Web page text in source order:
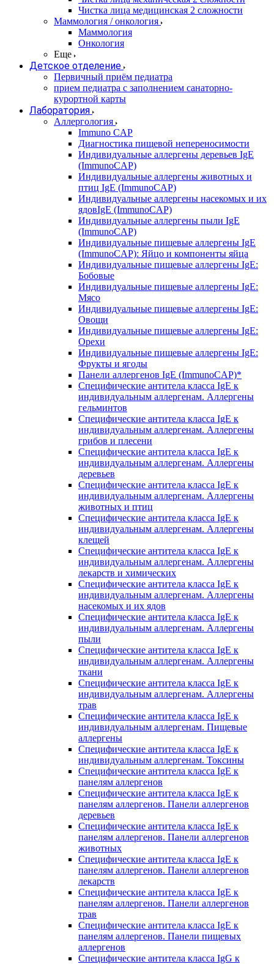
Чистка лица медицинская 2 сложности
Маммология / онкология
Маммология
Онкология
Еще
Детское отделение
Первичный приём педиатра
прием педиатра с заполнением санаторно-
курортной карты
Лаборатория
Аллергология
Immuno CAP
Диагностика пищевой непереносимости
Индивидуальные аллергены деревьев IgE
(ImmunoCAP)
Индивидуальные аллергены животных и
птиц IgE (ImmunoCAP)
Индивидуальные аллергены насекомых и их
ядовIgE (ImmunoCAP)
Индивидуальные аллергены пыли IgE
(ImmunoCAP)
Индивидуальные пищевые аллергены IgE
(ImmunoCAP): Яйцо и компоненты яйца
Индивидуальные пищевые аллергены IgE:
Бобовые
Индивидуальные пищевые аллергены IgE:
Мясо
Индивидуальные пищевые аллергены IgE:
Овощи
Индивидуальные пищевые аллергены IgE:
Орехи
Индивидуальные пищевые аллергены IgE:
Фрукты и ягоды
Панели аллергенов IgE (ImmunoCAP)*
Специфические антитела класса IgE к
индивидуальным аллергенам. Аллергены
гельминтов
Специфические антитела класса IgE к
индивидуальным аллергенам. Аллергены
грибов и плесени
Специфические антитела класса IgE к
индивидуальным аллергенам. Аллергены
деревьев
Специфические антитела класса IgE к
индивидуальным аллергенам. Аллергены
животных и птиц
Специфические антитела класса IgE к
индивидуальным аллергенам. Аллергены
клещей
Специфические антитела класса IgE к
индивидуальным аллергенам. Аллергены
лекарств и химических
Специфические антитела класса IgE к
индивидуальным аллергенам. Аллергены
насекомых и их ядов
Специфические антитела класса IgE к
индивидуальным аллергенам. Аллергены
пыли
Специфические антитела класса IgE к
индивидуальным аллергенам. Аллергены
ткани
Специфические антитела класса IgE к
индивидуальным аллергенам. Аллергены
трав
Специфические антитела класса IgE к
индивидуальным аллергенам. Пищевые
аллергены
Специфические антитела класса IgE к
индивидуальным аллергенам. Токсины
Специфические антитела класса IgE к
панелям аллергенов
Специфические антитела класса IgE к
панелям аллергенов. Панели аллергенов
деревьев
Специфические антитела класса IgE к
панелям аллергенов. Панели аллергенов
животных
Специфические антитела класса IgE к
панелям аллергенов. Панели аллергенов
лекарств
Специфические антитела класса IgE к
панелям аллергенов. Панели аллергенов
трав
Специфические антитела класса IgE к
панелям аллергенов. Панели пищевых
аллергенов
Специфические антитела класса IgG к